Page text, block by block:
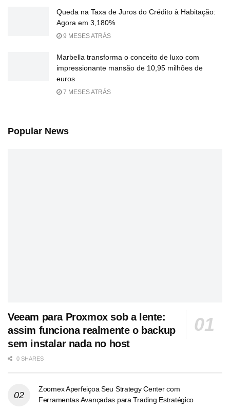
Queda na Taxa de Juros do Crédito à Habitação:
Agora em 3,180%
9 MESES ATRÁS
Marbella transforma o conceito de luxo com
impressionante mansão de 10,95 milhões de
euros
7 MESES ATRÁS
Popular News
Veeam para Proxmox sob a lente:
assim funciona realmente o backup
sem instalar nada no host
0 SHARES
Zoomex Aperfeiçoa Seu Strategy Center com
Ferramentas Avançadas para Trading Estratégico